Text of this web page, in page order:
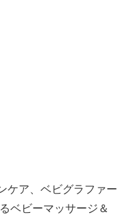
ケア、 ベビグラファー
ベビーマッサージ＆